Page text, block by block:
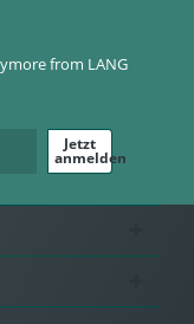
from LANG
Jetzt
anmelden